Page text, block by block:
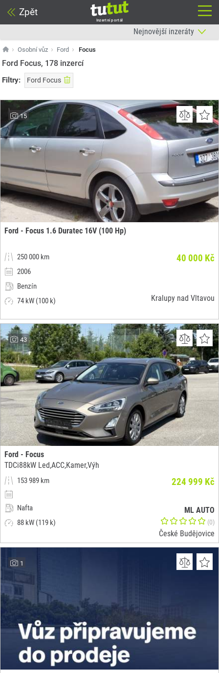
Zpět
Inzertní portál
Osobní vůz Ford Focus
Ford Focus, 178 inzercí
Filtry: Ford Focus
15
Ford - Focus 1.6 Duratec 16V (100 Hp)
250 000 km
2006
Benzín
74 kW (100 k)
40 000 Kč
Kralupy nad Vltavou
43
Ford - Focus
TDCi88kW Led,ACC,Kamer,Výh
153 989 km
Nafta
88 kW (119 k)
224 999 Kč
ML AUTO
(0)
České Budějovice
1